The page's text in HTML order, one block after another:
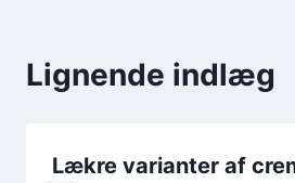
Lignende indlæg
Lækre varianter af